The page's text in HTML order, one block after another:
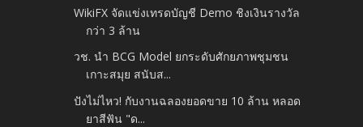
WikiFX จัดแข่งเทรดบัญชี Demo ชิงเงินรางวัล
กว่า 3 ล้าน
วช. นำ BCG Model ยกระดับศักยภาพชุมชน
เกาะสมุย สนับส...
ปังไม่ไหว! กับงานฉลองยอดขาย 10 ล้าน หลอด
ยาสีฟัน "ด...